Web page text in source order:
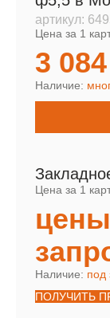
артикул:
Цена за 1
3
Наличие:
Цена за 1
Наличие: под
ПОЛУЧИТЬ